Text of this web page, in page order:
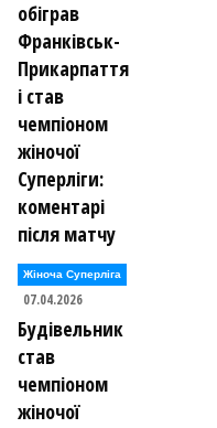
обіграв
Франківськ-
Прикарпаття
і став
чемпіоном
жіночої
Суперліги:
коментарі
після матчу
Жіноча Суперліга
07.04.2026
Будівельник
став
чемпіоном
жіночої